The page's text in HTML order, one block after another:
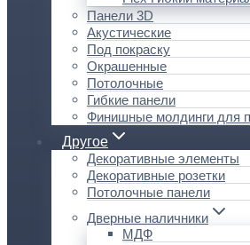
Панели 3D
Акустические
Под покраску
Окрашенные
Потолочные
Гибкие панели
Финишные молдинги для
Другое
Декоративные элементы
Декоративные розетки
Потолочные панели
Дверные наличники
МДФ